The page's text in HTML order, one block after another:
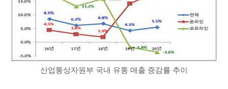
산업통상자원부 국내 유통 매출 증감률 추이